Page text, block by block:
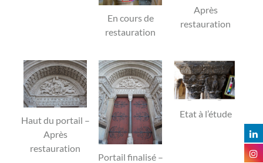
En cours de
restauration
Après
restauration
Haut du portail –
Après
restauration
Portail finalisé –
Etat à l’étude